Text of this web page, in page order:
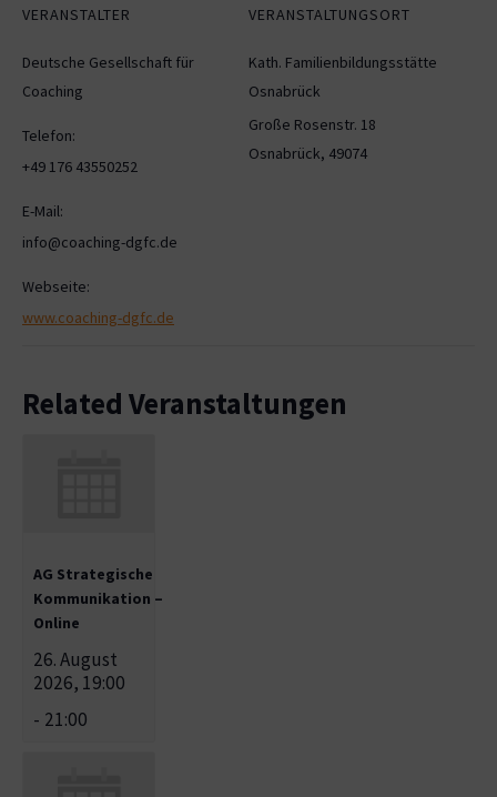
VERANSTALTUNGSORT
Kath. Familienbildungsstätte
Osnabrück
Große Rosenstr. 18
Osnabrück, 49074
VERANSTALTER
Deutsche Gesellschaft für
Coaching
Telefon:
+49 176 43550252
E-Mail:
info@coaching-dgfc.de
Webseite:
www.coaching-dgfc.de
Related Veranstaltungen
AG Strategische
Kommunikation –
Online
26. August
2026, 19:00
- 21:00